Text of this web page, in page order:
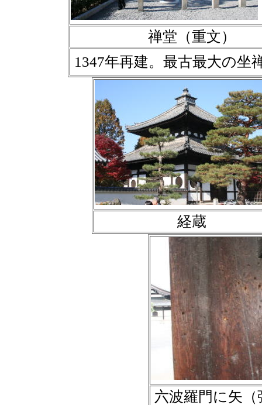
禅堂（重文）
1347年再建。最古最大の坐
経蔵
六波羅門に矢